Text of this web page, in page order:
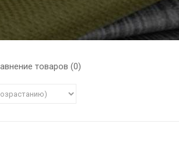
товаров (0)